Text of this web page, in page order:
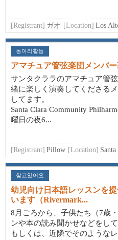
[Registrant] ガオ [Location] Los
동아리활동
アマチュア管弦楽団メンバ
サンタクララのアマチュア管
緒に楽しく演奏してくださる
してます。
Santa Clara Community
曜日の夜6...
[Registrant] Pillow [Location]
찾고있어요
幼児向け日本語レッスンを
います（Rivermark...
8月ごろから、子供たち（7歳
ンや本の読み聞かせなどをし
もしくは、近隣でそのような